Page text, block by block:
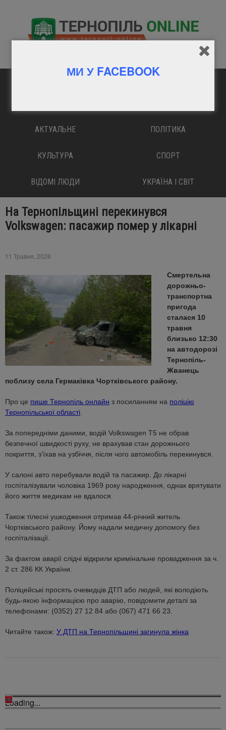
АКТУАЛЬНЕ ПОЛІТИКА
КУЛЬТУРА СПОРТ
ВІДОМІ ЛЮДИ УКРАЇНА І СВІТ
На Тернопільщині перекинувся
Volkswagen: пасажир помер у лікарні
11 Травня, 2026
Смертельна
дорожньо-
транспортна
пригода
сталася 10
травня
близько 12:30
на автодорозі
Тернопіль-
Жванець
поблизу села Гермаківка Чортківського району.
Про це пише Тернопіль онлайн з посиланням на поліцію
Тернопільської області
За попередніми даними, водій Volkswagen Т5 не обрав
безпечної швидкості руху, не врахував стан дорожнього
покриття, з’їхав на узбіччя, після чого автомобіль перекинувся.
У салоні авто перебували водій та пасажир. До лікарні
госпіталізували чоловіка 1969 року народження, однак врятувати
його життя медикам не вдалося.
Також тілесні ушкодження отримав 44-річний житель
Чортківського району. Йому надали медичну допомогу без
госпіталізації.
За фактом аварії слідчі відкрили кримінальне провадження за ч.
2 ст. 286 КК України.
Поліцейські просять очевидців ДТП або людей, які володіють
будь-якою інформацією про аварію, повідомити деталі за
телефонами: (0352) 27 12 84 або (067) 471 66 23.
Читайте також: У ДТП на Тернопільщині загинула жінка
Loading...
МИ У FACEBOOK